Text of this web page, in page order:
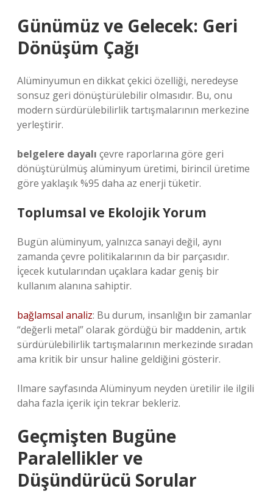
Günümüz ve Gelecek: Geri
Dönüşüm Çağı
Alüminyumun en dikkat çekici özelliği, neredeyse
sonsuz geri dönüştürülebilir olmasıdır. Bu, onu
modern sürdürülebilirlik tartışmalarının merkezine
yerleştirir.
belgelere dayalı çevre raporlarına göre geri
dönüştürülmüş alüminyum üretimi, birincil üretime
göre yaklaşık %95 daha az enerji tüketir.
Toplumsal ve Ekolojik Yorum
Bugün alüminyum, yalnızca sanayi değil, aynı
zamanda çevre politikalarının da bir parçasıdır.
İçecek kutularından uçaklara kadar geniş bir
kullanım alanına sahiptir.
bağlamsal analiz: Bu durum, insanlığın bir zamanlar
“değerli metal” olarak gördüğü bir maddenin, artık
sürdürülebilirlik tartışmalarının merkezinde sıradan
ama kritik bir unsur haline geldiğini gösterir.
Ilmare sayfasında Alüminyum neyden üretilir ile ilgili
daha fazla içerik için tekrar bekleriz.
Geçmişten Bugüne
Paralellikler ve
Düşündürücü Sorular